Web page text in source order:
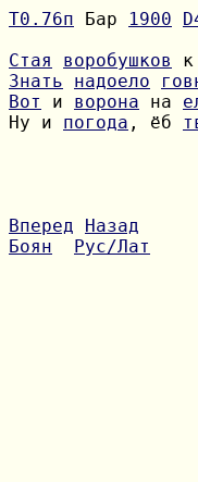
Т0.76п Бар 1900
Стая
воробушков к
Знать
надоело
Вот
и ворона на
Ну и погода , ёб
Вперед
Назад
Боян
Рус/Лат